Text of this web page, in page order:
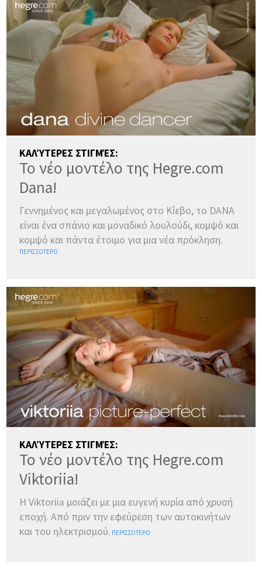
ΚΑΛΎΤΕΡΕΣ ΣΤΙΓΜΈΣ:
Το νέο μοντέλο της Hegre.com
Dana!
Γεννημένος και μεγαλωμένος στο Κίεβο, το DANA
είναι ένα σπάνιο και μοναδικό λουλούδι, κομψό και
κομψό και πάντα έτοιμο για μια νέα πρόκληση.
ΠΕΡΙΣΣΌΤΕΡΟ
ΚΑΛΎΤΕΡΕΣ ΣΤΙΓΜΈΣ:
Το νέο μοντέλο της Hegre.com
Viktoriia!
Η Viktoriia μοιάζει με μια ευγενή κυρία από χρυσή
εποχή. Από πριν την εφεύρεση των αυτοκινήτων
και του ηλεκτρισμού. ΠΕΡΙΣΣΌΤΕΡΟ